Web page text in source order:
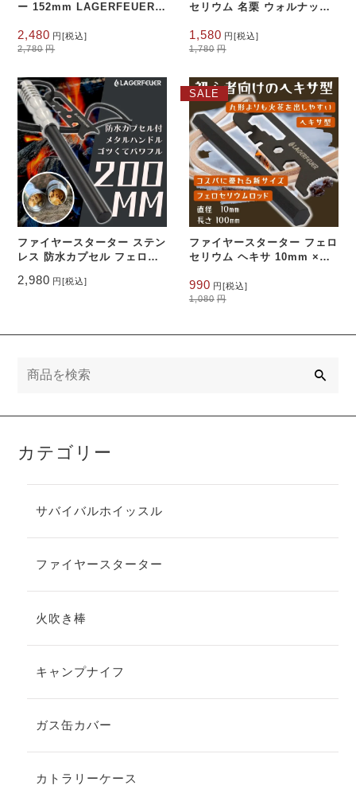
ー 152mm LAGERFEUER
ザーコード 火打石 ブッシュ
クラフト サバイバル 焚き火
2,780 円
元
の
価
は
2,780
円
で
し
た。
2,480 円
現
在
の
格
は
2,480
円
で
す。
[税込]
セリウム 名栗 ウォルナット
太 大きい メタルマッチ 火打
ち石 キャンプ ブッシュクラ
1,780 円
元
の
価
は
1,780
で
し
た。
1,580 円
現
在
の
格
は
1,580
円
で
す。
[税込]
ファイヤースターター ステン
レス 防水カプセル フェロセ
LAGERFEUER メタルハン
2,980 円[税込]
SALE
ファイヤースターター フェロ
セリウム ヘキサ 10mm ×
本革 レザーコード 火打石 火
起こし器 ブッシュクラフト
1,080 円
元
の
価
は
990 円
現
在
の
格
[税込]
カテゴリー
サバイバルホイッスル
ファイヤースターター
火吹き棒
キャンプナイフ
ガス缶カバー
カトラリーケース